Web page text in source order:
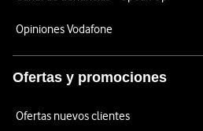
Opiniones Vodafone
Ofertas y promociones
Ofertas nuevos clientes